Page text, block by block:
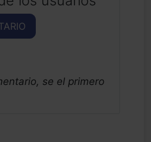
se el primero